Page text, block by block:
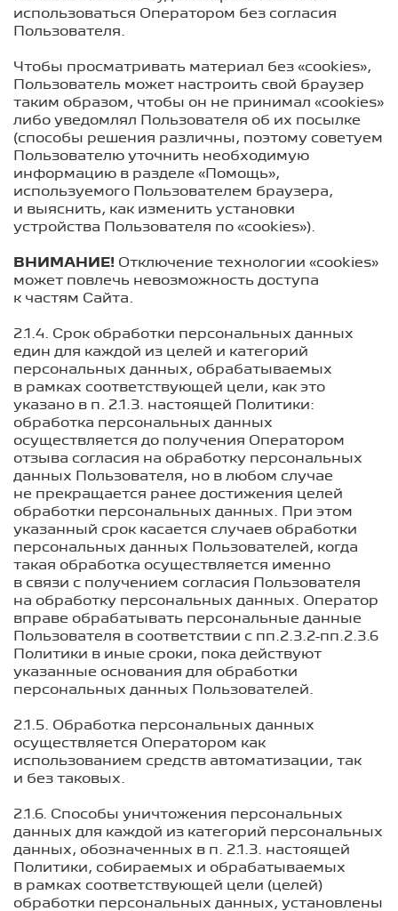
использоваться Оператором без согласия
Пользователя.
Чтобы просматривать материал без «cookies»,
Пользователь может настроить свой браузер
таким образом, чтобы он не принимал «cookies»
либо уведомлял Пользователя об их посылке
(способы решения различны, поэтому советуем
Пользователю уточнить необходимую
информацию в разделе «Помощь»,
используемого Пользователем браузера,
и выяснить, как изменить установки
устройства Пользователя по «cookies»).
ВНИМАНИЕ! Отключение технологии «cookies»
может повлечь невозможность доступа
к частям Сайта.
2.1.4. Срок обработки персональных данных
един для каждой из целей и категорий
персональных данных, обрабатываемых
в рамках соответствующей цели, как это
указано в п. 2.1.3.
настоящей Политики:
обработка персональных данных
осуществляется до получения Оператором
отзыва согласия на обработку персональных
данных Пользователя, но в любом случае
не прекращается ранее достижения целей
обработки персональных данных. При этом
указанный срок касается случаев обработки
персональных данных Пользователей, когда
такая обработка осуществляется именно
в связи с получением согласия Пользователя
на обработку персональных данных. Оператор
вправе обрабатывать персональные данные
Пользователя в соответствии с пп.2.3.2-пп.2.3.6
Политики в иные сроки, пока действуют
указанные основания для обработки
персональных данных Пользователей.
2.1.5. Обработка персональных данных
осуществляется Оператором как
использованием средств автоматизации, так
и без таковых.
2.1.6. Способы уничтожения персональных
данных для каждой из категорий персональных
данных, обозначенных в п. 2.1.3.
настоящей
Политики, собираемых и обрабатываемых
в рамках соответствующей цели (целей)
обработки персональных данных, установлены